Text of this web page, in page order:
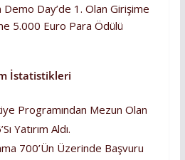
Day’de 1. Olan Girişime
5.000 Euro Para Ödülü
İstatistikleri
Programından Mezun Olan
Yatırım Aldı.
700’ün Üzerinde Başvuru